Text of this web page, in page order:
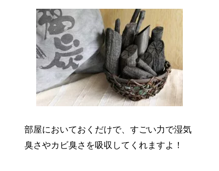
部屋においておくだけで、すごい力で湿気
臭さやカビ臭さを吸収してくれますよ！